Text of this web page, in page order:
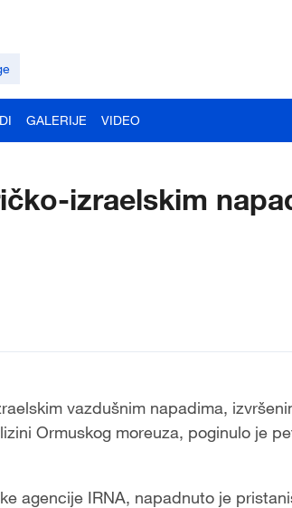
GALERIJE VIDEO
izraelskim
vazdušnim napadima,
Ormuskog moreuza, poginulo je
agencije IRNA, napadnuto je